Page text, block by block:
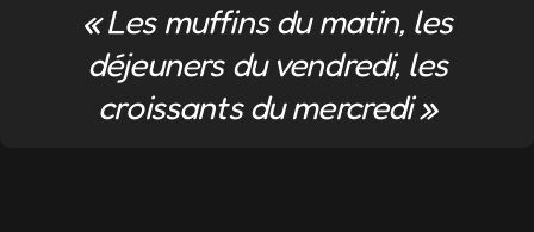
« Les muffins du matin, les
déjeuners du vendredi, les
croissants du mercredi »